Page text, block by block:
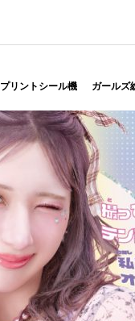
プリントシール機 ガールズ